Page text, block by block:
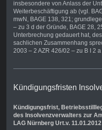
insbesondere von Anlass der
Weiterbeschäftigung ab (vgl.
mwN, BAGE 138, 321;
– zu 3 d der Gründe, BAGE 28,
Unterbrechung gedauert hat,
sachlichen Zusammenhang
2003 – 2 AZR 426/02 – zu B I 2
Kündigungsfristen
Kündigungsfrist,
des Insolvenzverwalters zur
LAG Nürnberg Urt.v.